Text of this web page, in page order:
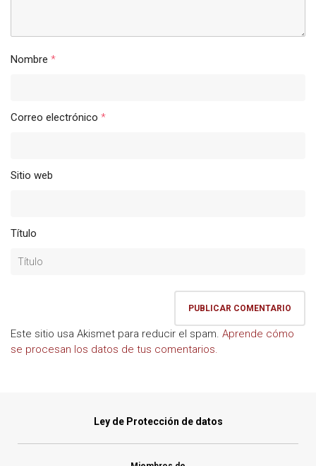
Nombre *
Correo electrónico *
Sitio web
Título
Este sitio usa Akismet para reducir el spam. Aprende cómo
se procesan los datos de tus comentarios.
Ley de Protección de datos